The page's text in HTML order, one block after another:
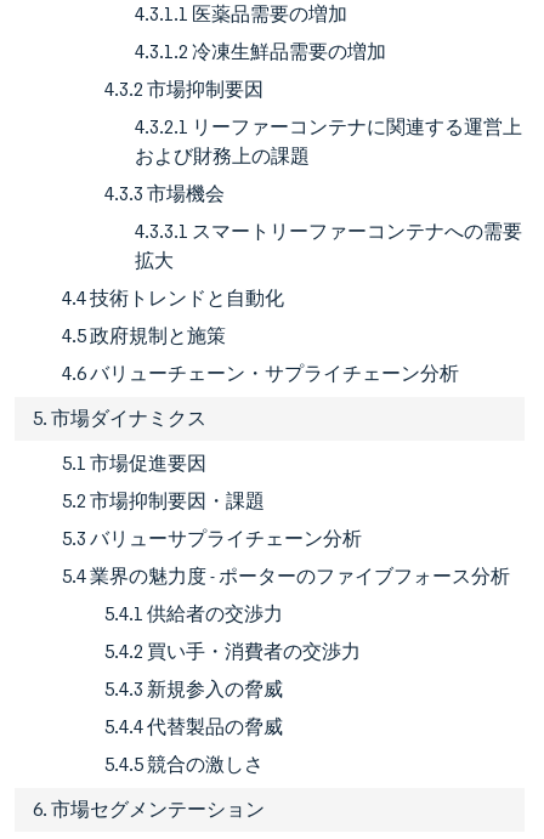
4.3.1.1 医薬品需要の増加
4.3.1.2 冷凍生鮮品需要の増加
4.3.2 市場抑制要因
4.3.2.1 リーファーコンテナに関連する運営上
および財務上の課題
4.3.3 市場機会
4.3.3.1 スマートリーファーコンテナへの需要
拡大
4.4 技術トレンドと自動化
4.5 政府規制と施策
4.6 バリューチェーン・サプライチェーン分析
5. 市場ダイナミクス
5.1 市場促進要因
5.2 市場抑制要因・課題
5.3 バリューサプライチェーン分析
5.4 業界の魅力度 - ポーターのファイブフォース分析
5.4.1 供給者の交渉力
5.4.2 買い手・消費者の交渉力
5.4.3 新規参入の脅威
5.4.4 代替製品の脅威
5.4.5 競合の激しさ
6. 市場セグメンテーション